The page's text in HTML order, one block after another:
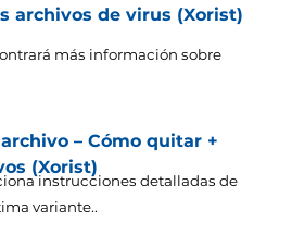
archivos de virus (Xorist)
más información sobre
– Cómo quitar +
(Xorist)
instrucciones detalladas de
variante..